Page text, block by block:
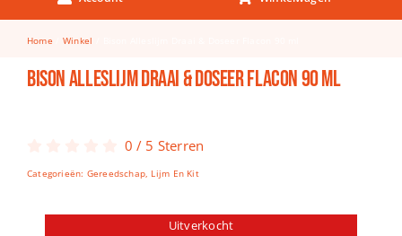
Keuken & Tafelen
Kinderfietsen
Knutselen
Spellen
Puzzels
Home Winkel
Bison Alleslijm Draai & Doseer Flacon 90 ml
0 / 5 Sterren
Categorieën: Gereedschap, Lijm En Kit
Uitverkocht